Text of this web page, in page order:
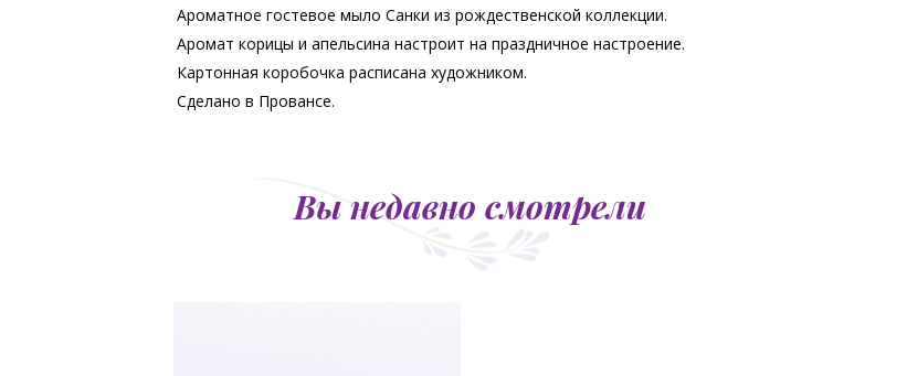
Ароматное гостевое мыло Санки из рождественской коллекции.
Аромат корицы и апельсина настроит на праздничное настроение.
Картонная коробочка расписана художником.
Сделано в Провансе.
Вы недавно смотрели